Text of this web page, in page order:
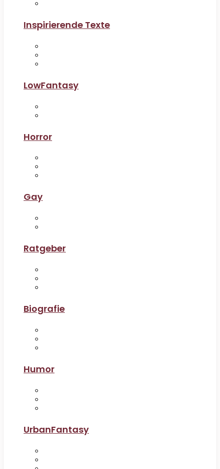
Inspirierende Texte
LowFantasy
Horror
Gay
Ratgeber
Biografie
Humor
UrbanFantasy